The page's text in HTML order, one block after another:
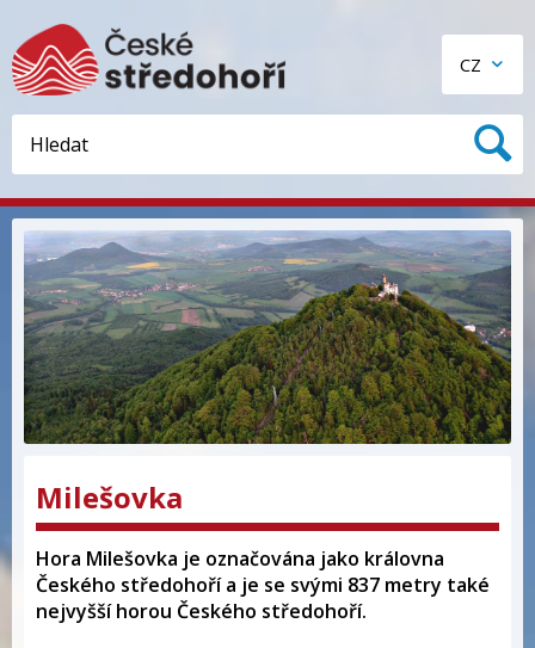
CZ
Milešovka
Hora Milešovka je označována jako královna
Českého středohoří a je se svými 837 metry také
nejvyšší horou Českého středohoří.